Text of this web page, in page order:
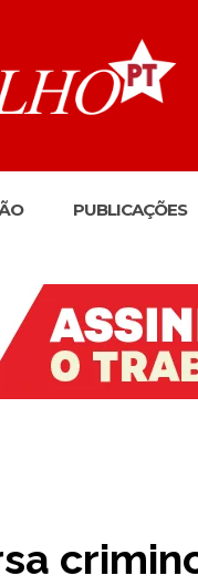
PUBLICAÇÕES